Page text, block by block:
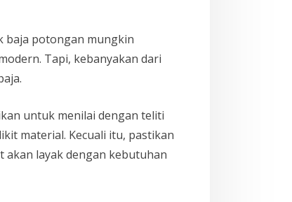
baja potongan mungkin
Tapi, kebanyakan dari
untuk menilai dengan teliti
material. Kecuali itu, pastikan
layak dengan kebutuhan